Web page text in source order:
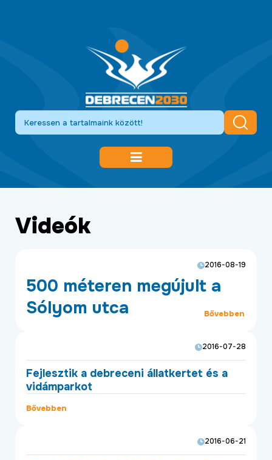
KÖZLEKEDÉSFEJLESZTÉS
ÉLETMINŐSÉG
OKTATÁS
Videók
2016-08-19
500 méteren megújult a
Sólyom utca
Bővebben
2016-07-28
Fejlesztik a debreceni állatkertet és a
vidámparkot
Bővebben
2016-06-21